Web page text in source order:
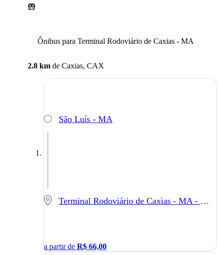
Ônibus para Terminal Rodoviário de Caxias - MA
2.8 km de Caxias, CAX
São Luís - MA
Terminal Rodoviário de Caxias - MA - Caxias - MA
a partir de R$ 66,00